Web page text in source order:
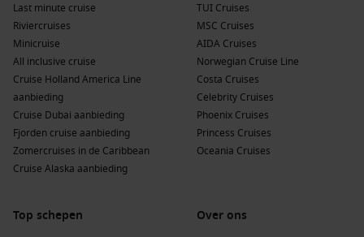
Last minute cruise
Riviercruises
Minicruise
All inclusive cruise
Cruise Holland America Line
aanbieding
Cruise Dubai aanbieding
Fjorden cruise aanbieding
Zomercruises in de Caribbean
Cruise Alaska aanbieding
TUI Cruises
MSC Cruises
AIDA Cruises
Norwegian Cruise Line
Costa Cruises
Celebrity Cruises
Phoenix Cruises
Princess Cruises
Oceania Cruises
Top schepen
Over ons